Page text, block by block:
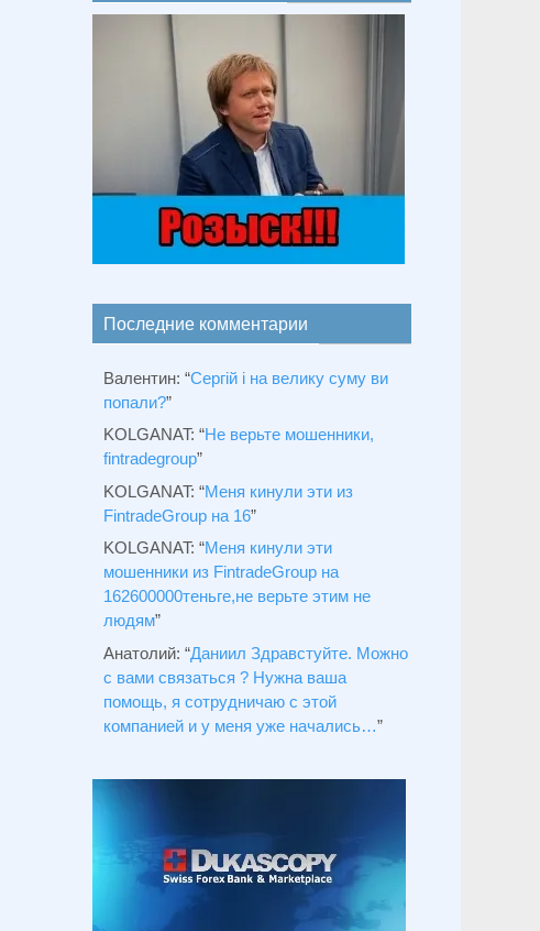
Последние комментарии
Валентин: “Сергій і на велику суму ви
попали?”
KOLGANAT: “Не верьте мошенники,
fintradegroup”
KOLGANAT: “Меня кинули эти из
FintradeGroup на 16”
KOLGANAT: “Меня кинули эти
мошенники из FintradeGroup на
162600000теньге,не верьте этим не
людям”
Анатолий: “Даниил Здравстуйте. Можно
с вами связаться ? Нужна ваша
помощь, я сотрудничаю с этой
компанией и у меня уже начались…”